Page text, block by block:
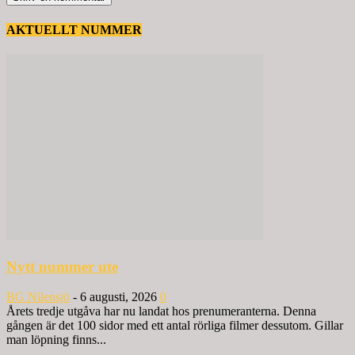
AKTUELLT NUMMER
Nytt nummer ute
BG Nilensjö - 6 augusti, 2026 0
Årets tredje utgåva har nu landat hos prenumeranterna. Denna
gången är det 100 sidor med ett antal rörliga filmer dessutom. Gillar
man löpning finns...